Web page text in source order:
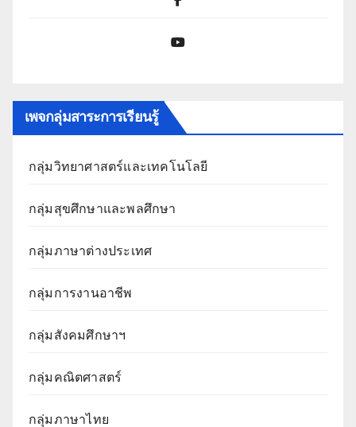
YouTube
เพจกลุ่มสาระการเรียนรู้
กลุ่มวิทยาศาสตร์และเทคโนโลยี
กลุ่มสุขศึกษาและพลศึกษา
กลุ่มภาษาต่างประเทศ
กลุ่มการงานอาชีพ
กลุ่มสังคมศึกษาฯ
กลุ่มคณิตศาสตร์
กลุ่มภาษาไทย